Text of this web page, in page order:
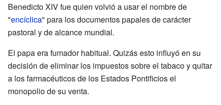
Benedicto XIV fue quien volvió a usar el nombre de
"encíclica" para los documentos papales de carácter
pastoral y de alcance mundial.
El papa era fumador habitual. Quizás esto influyó en su
decisión de eliminar los impuestos sobre el tabaco y quitar
a los farmacéuticos de los Estados Pontificios el
monopolio de su venta.